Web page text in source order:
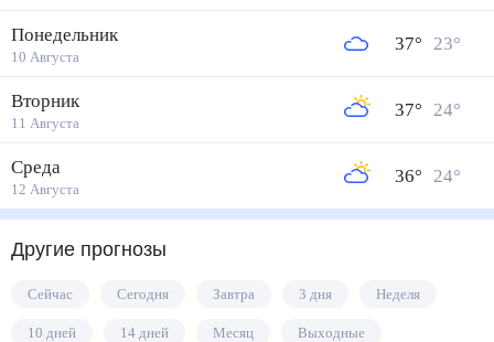
Понедельник
10 Августа
37° 23°
Вторник
11 Августа
37° 24°
Среда
12 Августа
36° 24°
Другие прогнозы
Сейчас Сегодня Завтра 3 дня Неделя
10 дней 14 дней Месяц Выходные